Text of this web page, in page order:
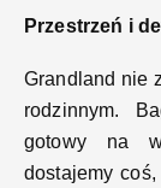
Przestrzeń i
Grandland nie
rodzinnym.
gotowy na
dostajemy